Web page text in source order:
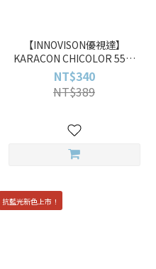
【INNOVISON優視達】
KARACON CHICOLOR 55%
#41 沙暮棕 Saturn Brown
10pcs 彩色日拋
NT$340
NT$389
抗藍光新色上市！